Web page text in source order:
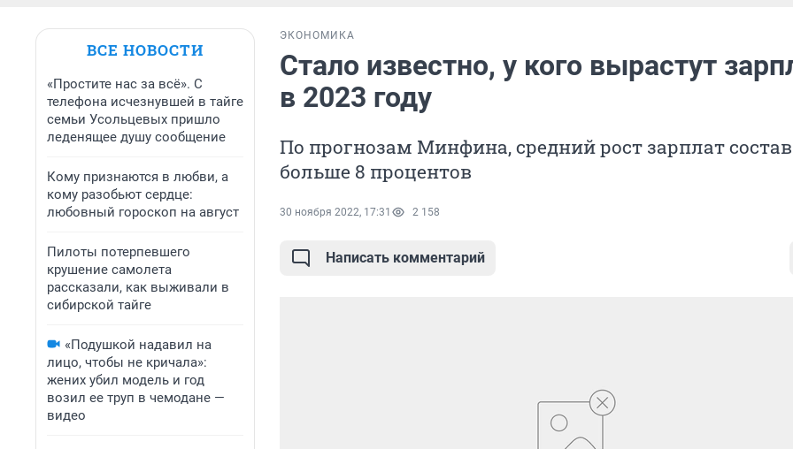
ВСЕ НОВОСТИ
«Простите нас за всё». С
телефона исчезнувшей в тайге
семьи Усольцевых пришло
леденящее душу сообщение
Кому признаются в любви, а
кому разобьют сердце:
любовный гороскоп на август
Пилоты потерпевшего
крушение самолета
рассказали, как выживали в
сибирской тайге
«Подушкой надавил на
лицо, чтобы не кричала»:
жених убил модель и год
возил ее труп в чемодане —
видео
ЭКОНОМИКА
Стало известно, у кого вырастут
в 2023 году
По прогнозам Минфина, средний рост зарплат
больше 8 процентов
30 ноября 2022, 17:31 2 158
Написать комментарий